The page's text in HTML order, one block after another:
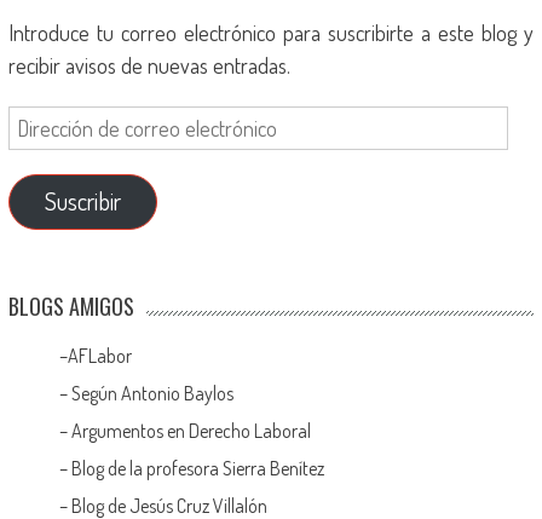
Introduce tu correo electrónico para suscribirte a este blog y
recibir avisos de nuevas entradas.
Suscribir
BLOGS AMIGOS
–AFLabor
– Según Antonio Baylos
–Argumentos en Derecho Laboral
– Blog de la profesora Sierra Benítez
– Blog de Jesús Cruz Villalón